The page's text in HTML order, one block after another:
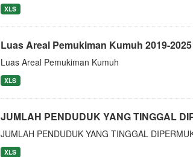
XLS
Luas Areal Pemukiman Kumuh 2019-
Luas Areal Pemukiman Kumuh
XLS
JUMLAH PENDUDUK YANG TINGGAL
JUMLAH PENDUDUK YANG TINGGAL
XLS